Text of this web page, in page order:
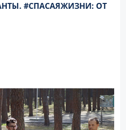
#СПАСАЯЖИЗНИ: ОТ